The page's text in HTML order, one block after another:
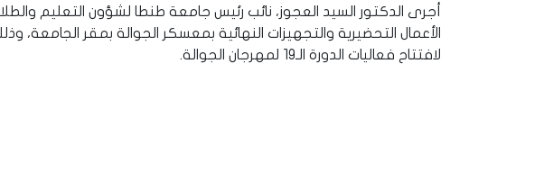
أجرى الدكتور السيد العجوز، نائب رئيس جامعة طنطا لشؤون التعليم
الأعمال التحضيرية والتجهيزات النهائية بمعسكر الجوالة بمقر الجامعة،
لافتتاح فعاليات الدورة الـ19 لمهرجان الجوالة.